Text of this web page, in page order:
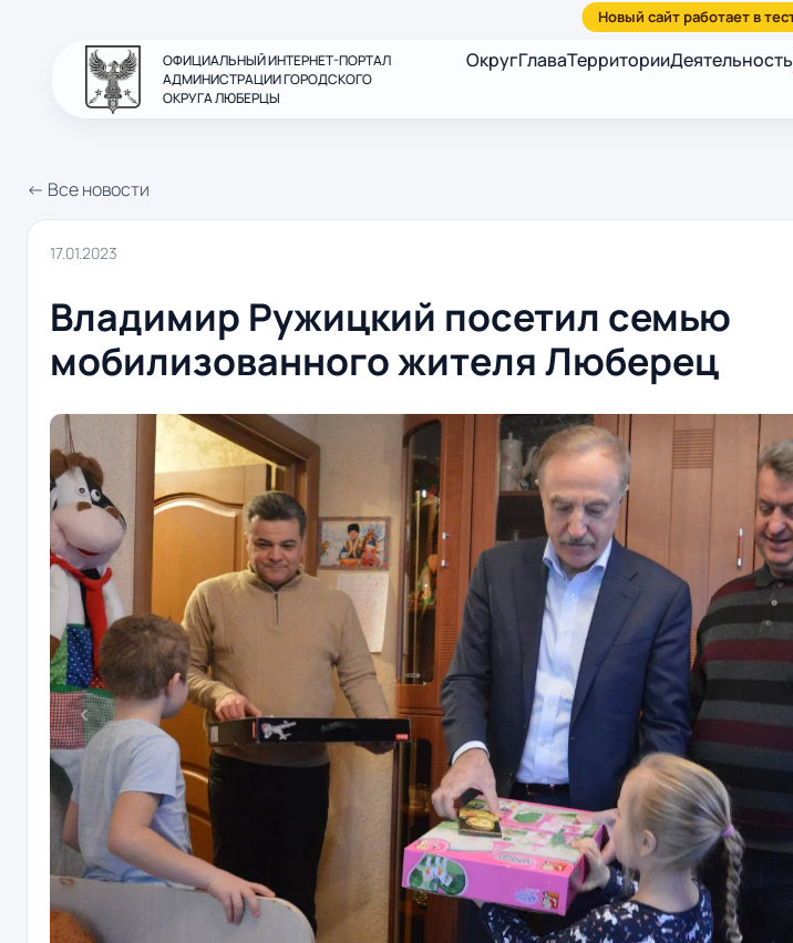
ОФИЦИАЛЬНЫЙ ИНТЕРНЕТ-ПОРТАЛ
АДМИНИСТРАЦИИ ГОРОДСКОГО
ОКРУГА ЛЮБЕРЦЫ
ОкругГлаваТерриторииДеятельность
← Все новости
17.01.2023
Владимир Ружицкий посетил семью
мобилизованного жителя Люберец